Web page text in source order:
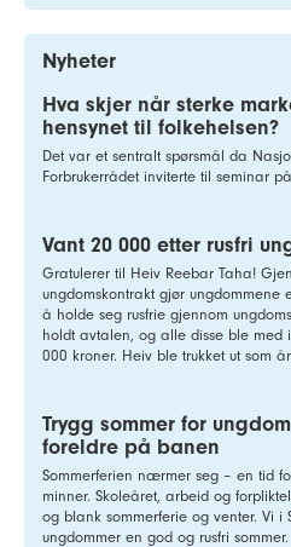
Nyheter
Hva skjer når sterke
hensynet til folkehelsen?
Det var et sentralt spørsmål da
Forbrukerrådet inviterte til seminar
Vant 20 000 etter rusfri
Gratulerer til Heiv Reebar Taha!
ungdomskontrakt gjør
å holde seg rusfrie gjennom
holdt avtalen, og alle disse ble
000 kroner. Heiv ble trukket ut som
Trygg sommer for
foreldre på banen
Sommerferien nærmer seg – en tid
minner. Skoleåret, arbeid og
og blank sommerferie og venter. Vi i
ungdommer en god og rusfri sommer.